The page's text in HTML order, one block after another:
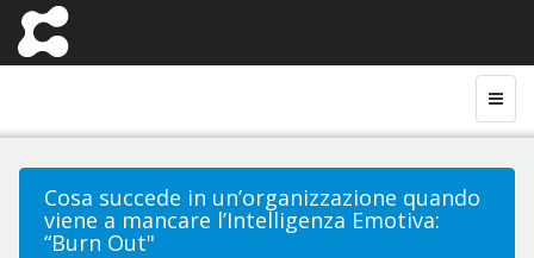
Cosa succede in un’organizzazione quando
viene a mancare l’Intelligenza Emotiva:
“Burn Out"